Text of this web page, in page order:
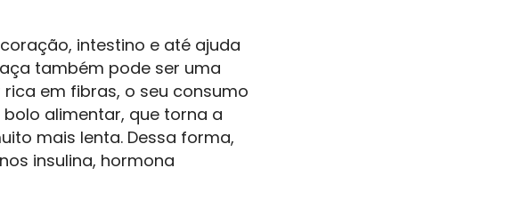
intestino e até ajuda
também pode ser uma
em fibras, o seu consumo
alimentar, que torna a
mais lenta. Dessa forma,
insulina, hormona